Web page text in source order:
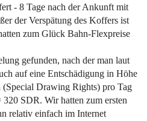
- 8 Tage nach der Ankunft mit
der Verspätung des Koffers ist
zum Glück Bahn-Flexpreise
gefunden, nach der man laut
auf eine Entschädigung in Höhe
(Special Drawing Rights) pro Tag
320 SDR. Wir hatten zum ersten
relativ einfach im Internet